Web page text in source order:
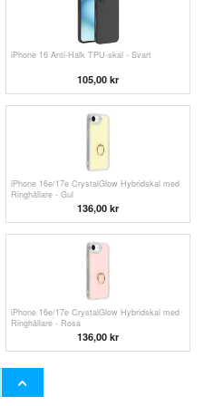
iPhone 16 Anti-Halk TPU-skal - Svart
105,00 kr
iPhone 16e/17e CrystalGlow Hybridskal med
Ringhållare - Gul
136,00 kr
iPhone 16e/17e CrystalGlow Hybridskal med
Ringhållare - Rosa
136,00 kr